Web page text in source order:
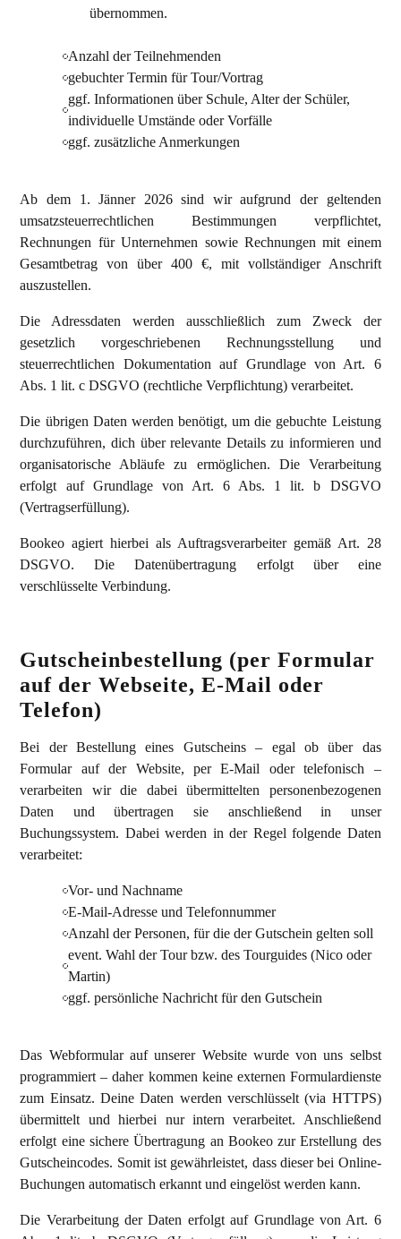
übernommen.
Anzahl der Teilnehmenden
gebuchter Termin für Tour/Vortrag
ggf. Informationen über Schule, Alter der Schüler,
individuelle Umstände oder Vorfälle
ggf. zusätzliche Anmerkungen
Ab dem 1. Jänner 2026 sind wir aufgrund der geltenden
umsatzsteuerrechtlichen Bestimmungen verpflichtet,
Rechnungen für Unternehmen sowie Rechnungen mit einem
Gesamtbetrag von über 400 €, mit vollständiger Anschrift
auszustellen.
Die Adressdaten werden ausschließlich zum Zweck der
gesetzlich vorgeschriebenen Rechnungsstellung und
steuerrechtlichen Dokumentation auf Grundlage von Art. 6
Abs. 1 lit. c DSGVO (rechtliche Verpflichtung) verarbeitet.
Die übrigen Daten werden benötigt, um die gebuchte Leistung
durchzuführen, dich über relevante Details zu informieren und
organisatorische Abläufe zu ermöglichen. Die Verarbeitung
erfolgt auf Grundlage von Art. 6 Abs. 1 lit. b DSGVO
(Vertragserfüllung).
Bookeo agiert hierbei als Auftragsverarbeiter gemäß Art. 28
DSGVO. Die Datenübertragung erfolgt über eine
verschlüsselte Verbindung.
Gutscheinbestellung (per Formular
auf der Webseite, E-Mail oder
Telefon)
Bei der Bestellung eines Gutscheins – egal ob über das
Formular auf der Website, per E-Mail oder telefonisch –
verarbeiten wir die dabei übermittelten personenbezogenen
Daten und übertragen sie anschließend in unser
Buchungssystem. Dabei werden in der Regel folgende Daten
verarbeitet:
Vor- und Nachname
E-Mail-Adresse und Telefonnummer
Anzahl der Personen, für die der Gutschein gelten soll
event. Wahl der Tour bzw. des Tourguides (Nico oder
Martin)
ggf. persönliche Nachricht für den Gutschein
Das Webformular auf unserer Website wurde von uns selbst
programmiert – daher kommen keine externen Formulardienste
zum Einsatz. Deine Daten werden verschlüsselt (via HTTPS)
übermittelt und hierbei nur intern verarbeitet. Anschließend
erfolgt eine sichere Übertragung an Bookeo zur Erstellung des
Gutscheincodes. Somit ist gewährleistet, dass dieser bei Online-
Buchungen automatisch erkannt und eingelöst werden kann.
Die Verarbeitung der Daten erfolgt auf Grundlage von Art. 6